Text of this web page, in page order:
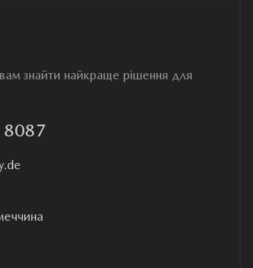
знайти найкраще рішення для
8087